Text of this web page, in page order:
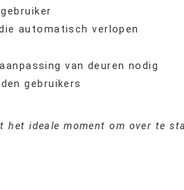
automatisch verlopen
van deuren nodig
gebruikers
ideale moment om over te